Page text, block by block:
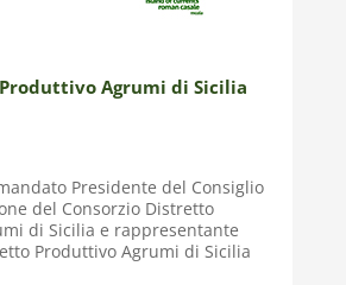
Agrumi di Sicilia
Presidente del Consiglio
del Consorzio Distretto
di Sicilia e rappresentante
Produttivo Agrumi di Sicilia